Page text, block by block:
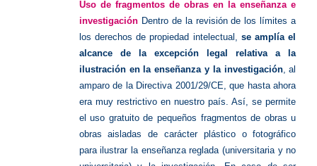
Uso de fragmentos de obras en la enseñanza e
investigaciónDentro de la revisión de los límites a
los derechos de propiedad intelectual, se amplía el
alcance de la excepción legal relativa a la
ilustración en la enseñanza y la investigación, al
amparo de la Directiva 2001/29/CE, que hasta ahora
era muy restrictivo en nuestro país. Así, se permite
el uso gratuito de pequeños fragmentos de obras u
obras aisladas de carácter plástico o fotográfico
para ilustrar la enseñanza reglada (universitaria y no